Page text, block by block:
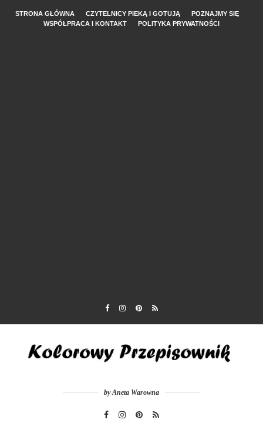
STRONA GŁÓWNA CZYTELNICY PIEKĄ I GOTUJĄ
POZNAJMY SIĘ
WSPÓŁPRACA I KONTAKT
POLITYKA PRYWATNOŚCI
by Aneta Warowna